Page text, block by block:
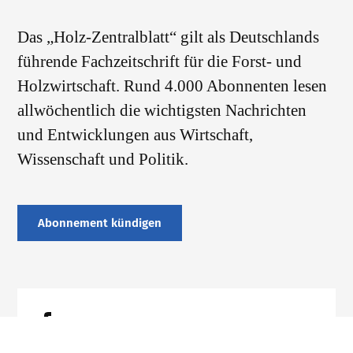
Das „Holz-Zentralblatt“ gilt als Deutschlands
führende Fachzeitschrift für die Forst- und
Holzwirtschaft. Rund 4.000 Abonnenten lesen
allwöchentlich die wichtigsten Nachrichten
und Entwicklungen aus Wirtschaft,
Wissenschaft und Politik.
Abonnement kündigen